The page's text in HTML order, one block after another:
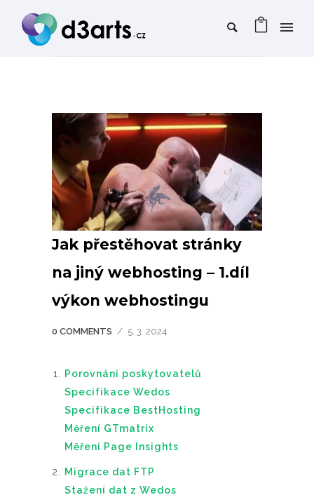
Jak přestěhovat stránky
na jiný webhosting – 1.díl
výkon webhostingu
0 COMMENTS / 5. 3. 2024
Porovnání poskytovatelů
Specifikace Wedos
Specifikace BestHosting
Měření GTmatrix
Měření Page Insights
Migrace dat FTP
Stažení dat z Wedos